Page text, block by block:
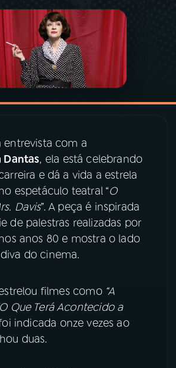
MEC
X
entrevista com a
, ela está celebrando
e dá a vida a estrela
espetáculo teatral “O
Davis”. A peça é inspirada
de palestras realizadas por
anos 80 e mostra o lado
do cinema.
filmes como“A
Que Terá Acontecido a
indicada onze vezes ao
duas.